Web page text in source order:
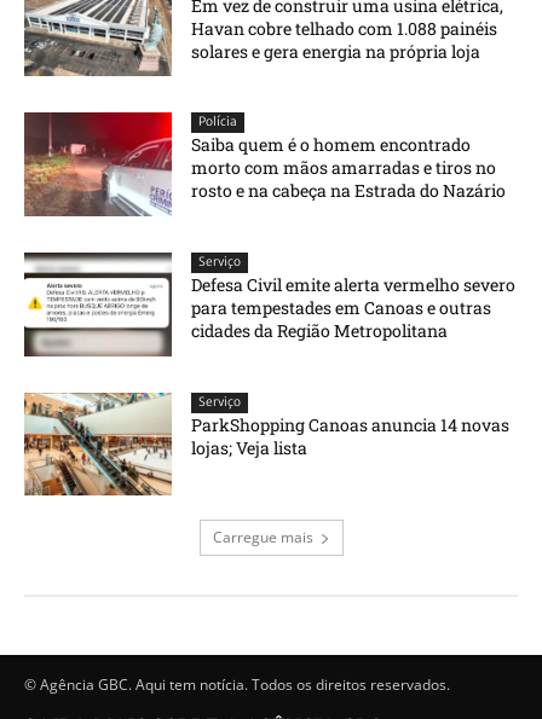
Em vez de construir uma usina elétrica,
Havan cobre telhado com 1.088 painéis
solares e gera energia na própria loja
Polícia
Saiba quem é o homem encontrado
morto com mãos amarradas e tiros no
rosto e na cabeça na Estrada do Nazário
Serviço
Defesa Civil emite alerta vermelho severo
para tempestades em Canoas e outras
cidades da Região Metropolitana
Serviço
ParkShopping Canoas anuncia 14 novas
lojas; Veja lista
Carregue mais
© Agência GBC. Aqui tem notícia. Todos os direitos reservados.